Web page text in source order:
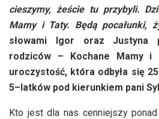
cieszymy, żeście tu przybyli.
Mamy i Taty. Będą pocałunki,
słowami Igor oraz Justyna
rodziców – Kochane Mamy i
uroczystość, która odbyła się
5–latków pod kierunkiem pani
Kto jest dla nas cenniejszy